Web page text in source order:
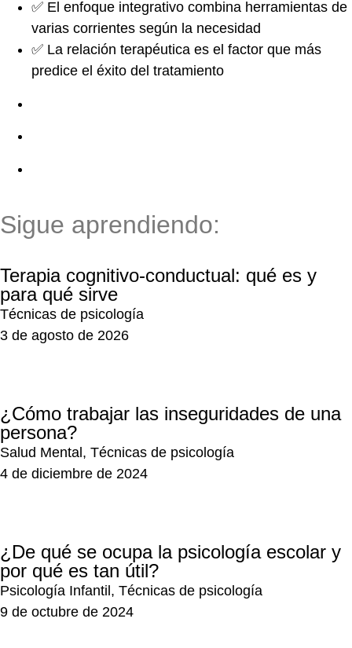
✅ El enfoque integrativo combina herramientas de
varias corrientes según la necesidad
✅ La relación terapéutica es el factor que más
predice el éxito del tratamiento
Sigue aprendiendo:
Terapia cognitivo-conductual: qué es y
para qué sirve
Técnicas de psicología
3 de agosto de 2026
¿Cómo trabajar las inseguridades de una
persona?
Salud Mental , Técnicas de psicología
4 de diciembre de 2024
¿De qué se ocupa la psicología escolar y
por qué es tan útil?
Psicología Infantil , Técnicas de psicología
9 de octubre de 2024